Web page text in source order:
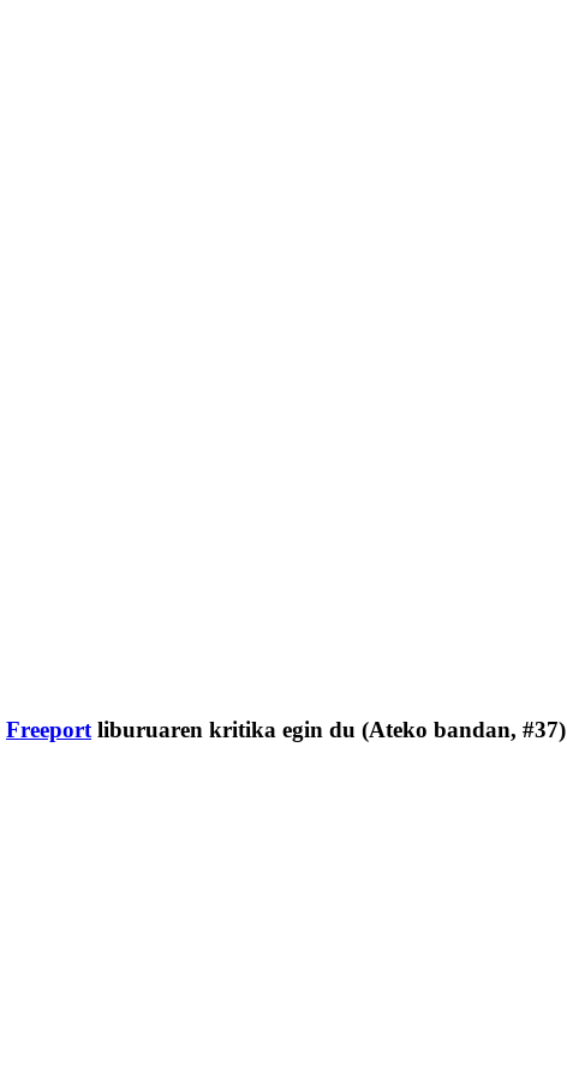
Freeport liburuaren kritika egin du (Ateko bandan, #37)